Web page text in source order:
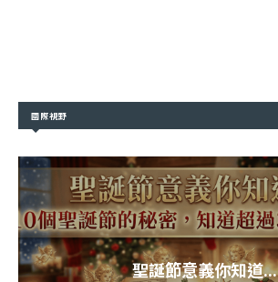
國際視野
聖誕節意義你知道...